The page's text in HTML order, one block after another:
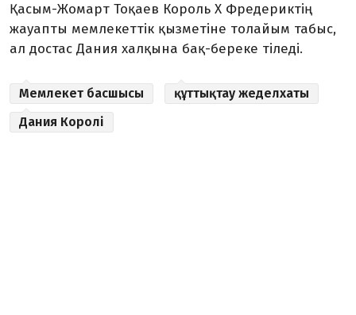
Қасым-Жомарт Тоқаев Король X Фредериктің
жауапты мемлекеттік қызметіне толайым табыс,
ал достас Дания халқына бақ-береке тіледі.
Мемлекет басшысы
құттықтау жеделхаты
Дания Королі